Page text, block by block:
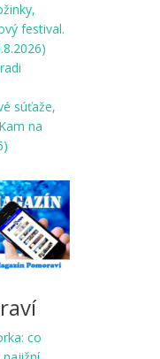
festival.
súťaže,
na
co